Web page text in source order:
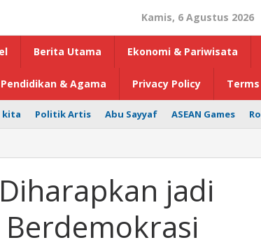
Kamis, 6 Agustus 2026
Berita Utama Ekonomi & Pariwisata
Pendidikan & Agama Privacy Policy
kita Politik Artis Abu Sayyaf ASEAN Games
jadi